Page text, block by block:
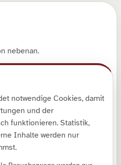
nebenan.
notwendige Cookies, damit
und der
funktionieren. Statistik,
Inhalte werden nur